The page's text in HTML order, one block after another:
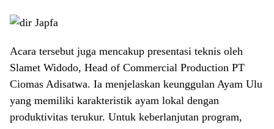
Acara tersebut juga mencakup presentasi teknis oleh
Slamet Widodo, Head of Commercial Production PT
Ciomas Adisatwa. Ia menjelaskan keunggulan Ayam Ulu
yang memiliki karakteristik ayam lokal dengan
produktivitas terukur. Untuk keberlanjutan program,